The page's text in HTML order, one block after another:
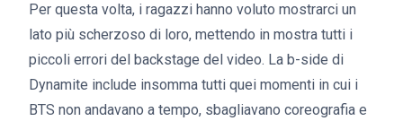
Per questa volta, i ragazzi hanno voluto mostrarci un
lato più scherzoso di loro, mettendo in mostra tutti i
piccoli errori del backstage del video. La b-side di
Dynamite include insomma tutti quei momenti in cui i
BTS non andavano a tempo, sbagliavano coreografia e